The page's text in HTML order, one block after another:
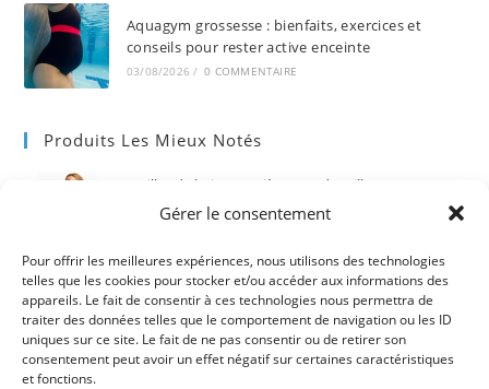
Gérer le consentement
Pour offrir les meilleures expériences, nous utilisons des technologies
telles que les cookies pour stocker et/ou accéder aux informations des
appareils. Le fait de consentir à ces technologies nous permettra de
traiter des données telles que le comportement de navigation ou les ID
uniques sur ce site. Le fait de ne pas consentir ou de retirer son
consentement peut avoir un effet négatif sur certaines caractéristiques
et fonctions.
Aquagym grossesse : bienfaits, exercices et
conseils pour rester active enceinte
03/08/2026 / 0 COMMENTAIRE
Produits Les Mieux Notés
Maillot de bain une pièce grande taille DELIMIRA
sur 5
Arena Pull Kick II : équipement d’entraînement
Mixte